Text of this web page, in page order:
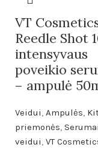
VT
Reedle Shot
intensyvaus
poveikio
– ampulė
Veidui, Ampulės,
priemonės, Serumai
veidui, VT